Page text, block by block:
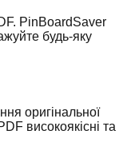
PinBoardSaver
будь-яку
оригінальної
високоякісні та